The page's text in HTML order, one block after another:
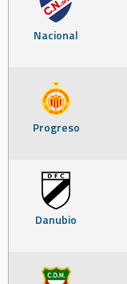
Nacional
Progreso
Danubio